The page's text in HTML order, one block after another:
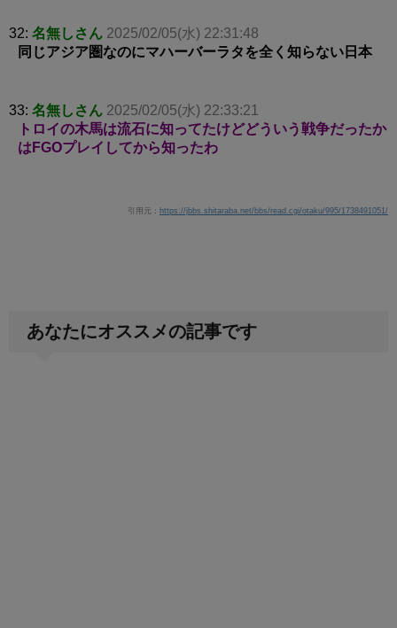
32: 名無しさん 2025/02/05(水) 22:31:48
同じアジア圏なのにマハーバーラタを全く知らない日本
33: 名無しさん 2025/02/05(水) 22:33:21
トロイの木馬は流石に知ってたけどどういう戦争だったか
はFGOプレイしてから知ったわ
引用元： https://jbbs.shitaraba.net/bbs/read.cgi/otaku/995/1738491051/
あなたにオススメの記事です